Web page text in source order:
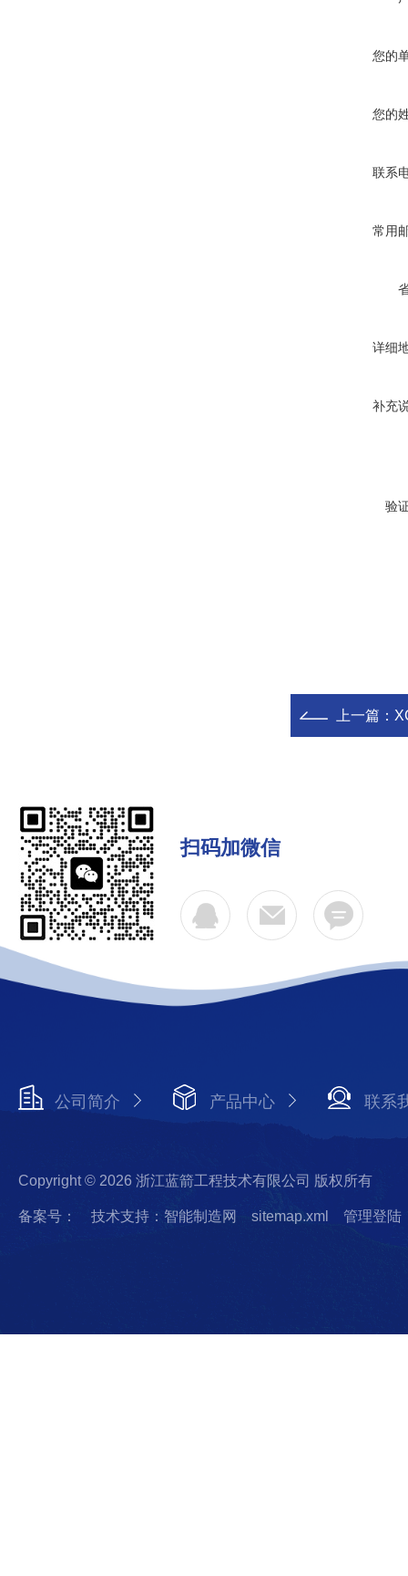
您的
您的
联系
常用
详细
补充
验
上一篇：
扫码加微信
公司简介 产品中心 联系
Copyright © 2026 浙江蓝箭工程技术有限公司 版权所有
备案号： 技术支持：智能制造网 sitemap.xml 管理登陆